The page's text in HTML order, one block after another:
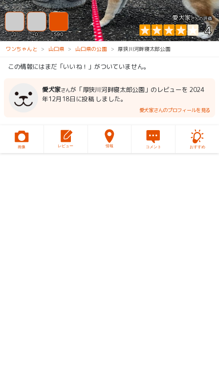
愛犬家さんの評価
4
0 0 590
ワンちゃんと 山口県 山口県の公園 厚狭川河畔寝太郎公園
この情報にはまだ「いいね！」がついていません。
愛犬家さんが「厚狭川河畔寝太郎公園」のレビューを 2024
年12月18日に投稿 しました。
愛犬家さんのプロフィールを見る
画像 レビュー 情報 コメント おすすめ